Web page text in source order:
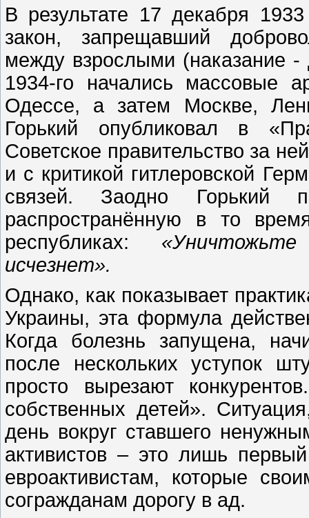
В результате 17 декабря
закон, запрещавший
между взрослыми (наказание
1934-го начались массовые
Одессе, а затем Москве,
Горький опубликовал в
Советское правительство за
и с критикой гитлеровской
связей. Заодно Горький
распространённую в то
республиках:
исчезнет».
Однако, как показывает
Украины, эта формула
Когда болезнь запущена,
после нескольких уступок
просто вырезают
собственных детей».
день вокруг ставшего
активистов – это лишь
евроактивистам, которые
согражданам дорогу в ад.